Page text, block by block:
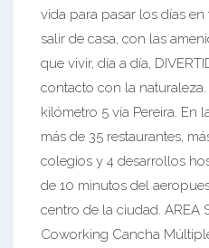
vida para pasar los días
salir de casa, con las
que vivir, día a día,
contacto con la
kilómetro 5 vía Pereira. En
más de 35 restaurantes,
colegios y 4 desarrollos
de 10 minutos del
centro de la ciudad. AREA
Coworking Cancha